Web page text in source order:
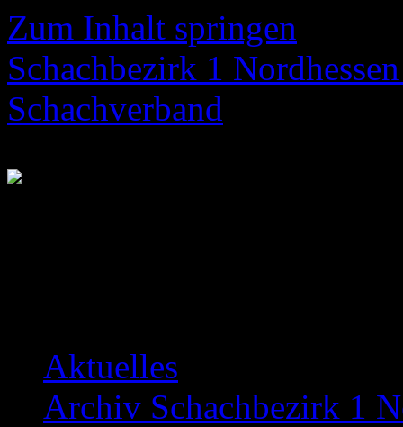
Zum Inhalt springen
Schachbezirk 1
Schachverband
Aktuelles
Archiv Schachbezirk 1